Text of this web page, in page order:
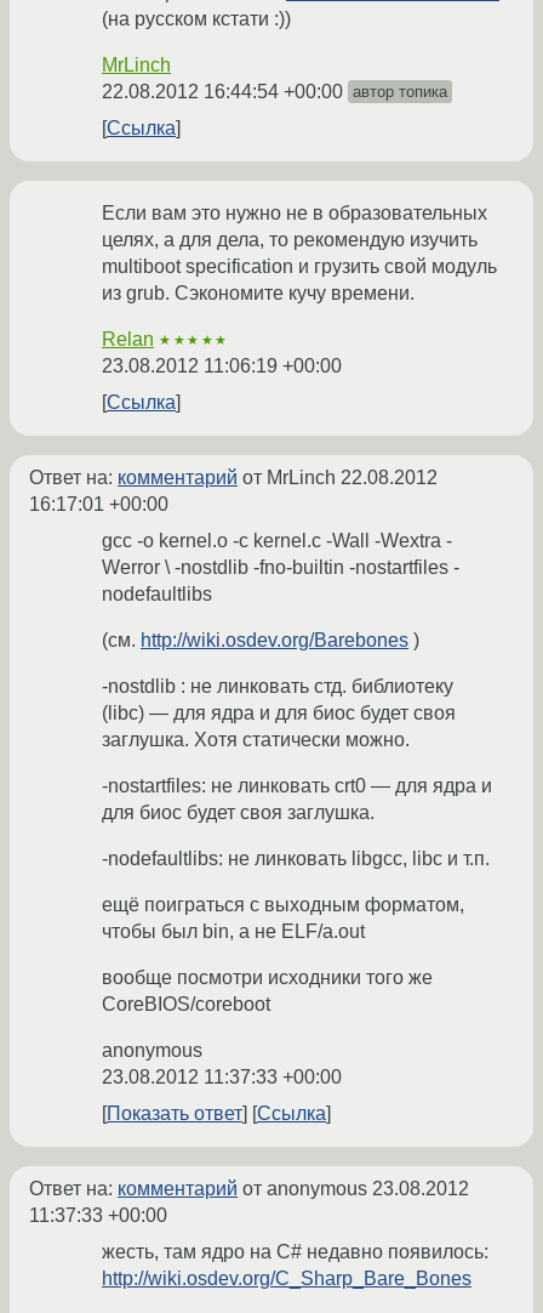
(на русском кстати :))
MrLinch
22.08.2012 16:44:54 +00:00 автор топика
Ссылка
Если вам это нужно не в образовательных
целях, а для дела, то рекомендую изучить
multiboot specification и грузить свой модуль
из grub. Сэкономите кучу времени.
Relan ★★★★★
23.08.2012 11:06:19 +00:00
Ссылка
Ответ на: комментарий от MrLinch 22.08.2012
16:17:01 +00:00
gcc -o kernel.o -c kernel.c -Wall -Wextra -
Werror \ -nostdlib -fno-builtin -nostartfiles -
nodefaultlibs
(см. http://wiki.osdev.org/Barebones )
-nostdlib : не линковать стд. библиотеку
(libc) — для ядра и для биос будет своя
заглушка. Хотя статически можно.
-nostartfiles: не линковать crt0 — для ядра и
для биос будет своя заглушка.
-nodefaultlibs: не линковать libgcc, libc и т.п.
ещё поиграться с выходным форматом,
чтобы был bin, а не ELF/a.out
вообще посмотри исходники того же
CoreBIOS/coreboot
anonymous
23.08.2012 11:37:33 +00:00
Показать ответ
Ссылка
Ответ на: комментарий от anonymous 23.08.2012
11:37:33 +00:00
жесть, там ядро на C# недавно появилось:
http://wiki.osdev.org/C_Sharp_Bare_Bones